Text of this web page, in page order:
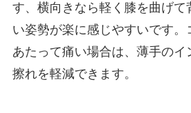
す、横向きなら軽く膝を曲げて
い姿勢が楽に感じやすいです。
あたって痛い場合は、薄手のイ
擦れを軽減できます。